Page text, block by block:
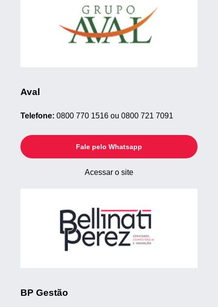
Aval
Telefone: 0800 770 1516 ou 0800 721 7091
Fale pelo Whatsapp
Acessar o site
BP Gestão